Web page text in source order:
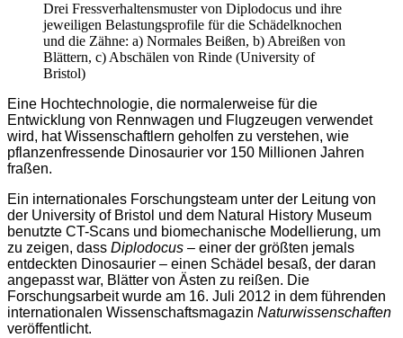
Drei Fressverhaltensmuster von Diplodocus und ihre
jeweiligen Belastungsprofile für die Schädelknochen
und die Zähne: a) Normales Beißen, b) Abreißen von
Blättern, c) Abschälen von Rinde (University of
Bristol)
Eine Hochtechnologie, die normalerweise für die
Entwicklung von Rennwagen und Flugzeugen verwendet
wird, hat Wissenschaftlern geholfen zu verstehen, wie
pflanzenfressende Dinosaurier vor 150 Millionen Jahren
fraßen.
Ein internationales Forschungsteam unter der Leitung von
der University of Bristol und dem Natural History Museum
benutzte CT-Scans und biomechanische Modellierung, um
zu zeigen, dass Diplodocus – einer der größten jemals
entdeckten Dinosaurier – einen Schädel besaß, der daran
angepasst war, Blätter von Ästen zu reißen. Die
Forschungsarbeit wurde am 16. Juli 2012 in dem führenden
internationalen Wissenschaftsmagazin Naturwissenschaften
veröffentlicht.